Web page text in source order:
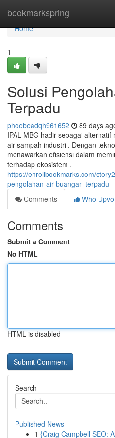
bookmarkspring
Home
Home
1
Solusi
Terpadu
phoebeadqh961652 89 days
IPAL MBG hadir sebagai
air sampah industri . Dengan
menawarkan efisiensi dalam
terhadap ekosistem .
https://enrollbookmarks.com/
pengolahan-air-buangan-terpadu
Comments
Who
Comments
Submit a Comment
No HTML
HTML is disabled
Search
Published News
1 {Craig Campbell SEO: